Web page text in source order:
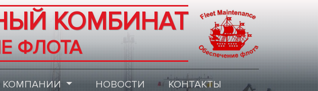
КОМБИНАТ
ФЛОТА
КОМПАНИИ НОВОСТИ КОНТАКТЫ